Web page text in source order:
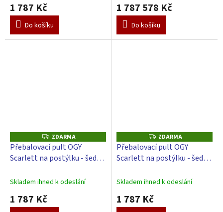
1 787 Kč
Do košíku
1 787 578 Kč
Do košíku
Z
D
A
R
M
ZDARMA
Přebalovací pult OGY
Scarlett na postýlku - šedý -
Galaxy - Modrý
Skladem ihned k odeslání
1 787 Kč
Z
D
A
R
M
ZDARMA
Přebalovací pult OGY
Scarlett na postýlku - šedý -
Hvězdička - Bílá
Skladem ihned k odeslání
1 787 Kč